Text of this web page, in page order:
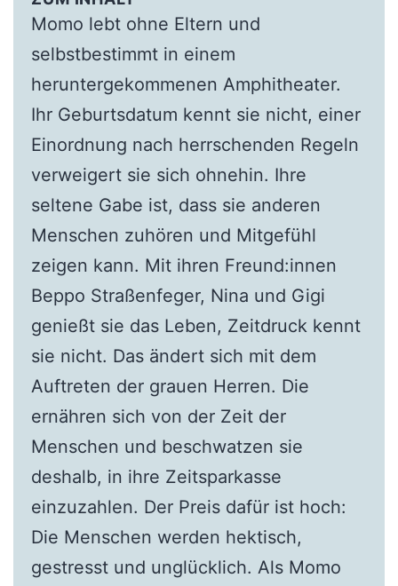
Momo lebt ohne Eltern und
selbstbestimmt in einem
heruntergekommenen Amphitheater.
Ihr Geburtsdatum kennt sie nicht, einer
Einordnung nach herrschenden Regeln
verweigert sie sich ohnehin. Ihre
seltene Gabe ist, dass sie anderen
Menschen zuhören und Mitgefühl
zeigen kann. Mit ihren Freund:innen
Beppo Straßenfeger, Nina und Gigi
genießt sie das Leben, Zeitdruck kennt
sie nicht. Das ändert sich mit dem
Auftreten der grauen Herren. Die
ernähren sich von der Zeit der
Menschen und beschwatzen sie
deshalb, in ihre Zeitsparkasse
einzuzahlen. Der Preis dafür ist hoch:
Die Menschen werden hektisch,
gestresst und unglücklich. Als Momo